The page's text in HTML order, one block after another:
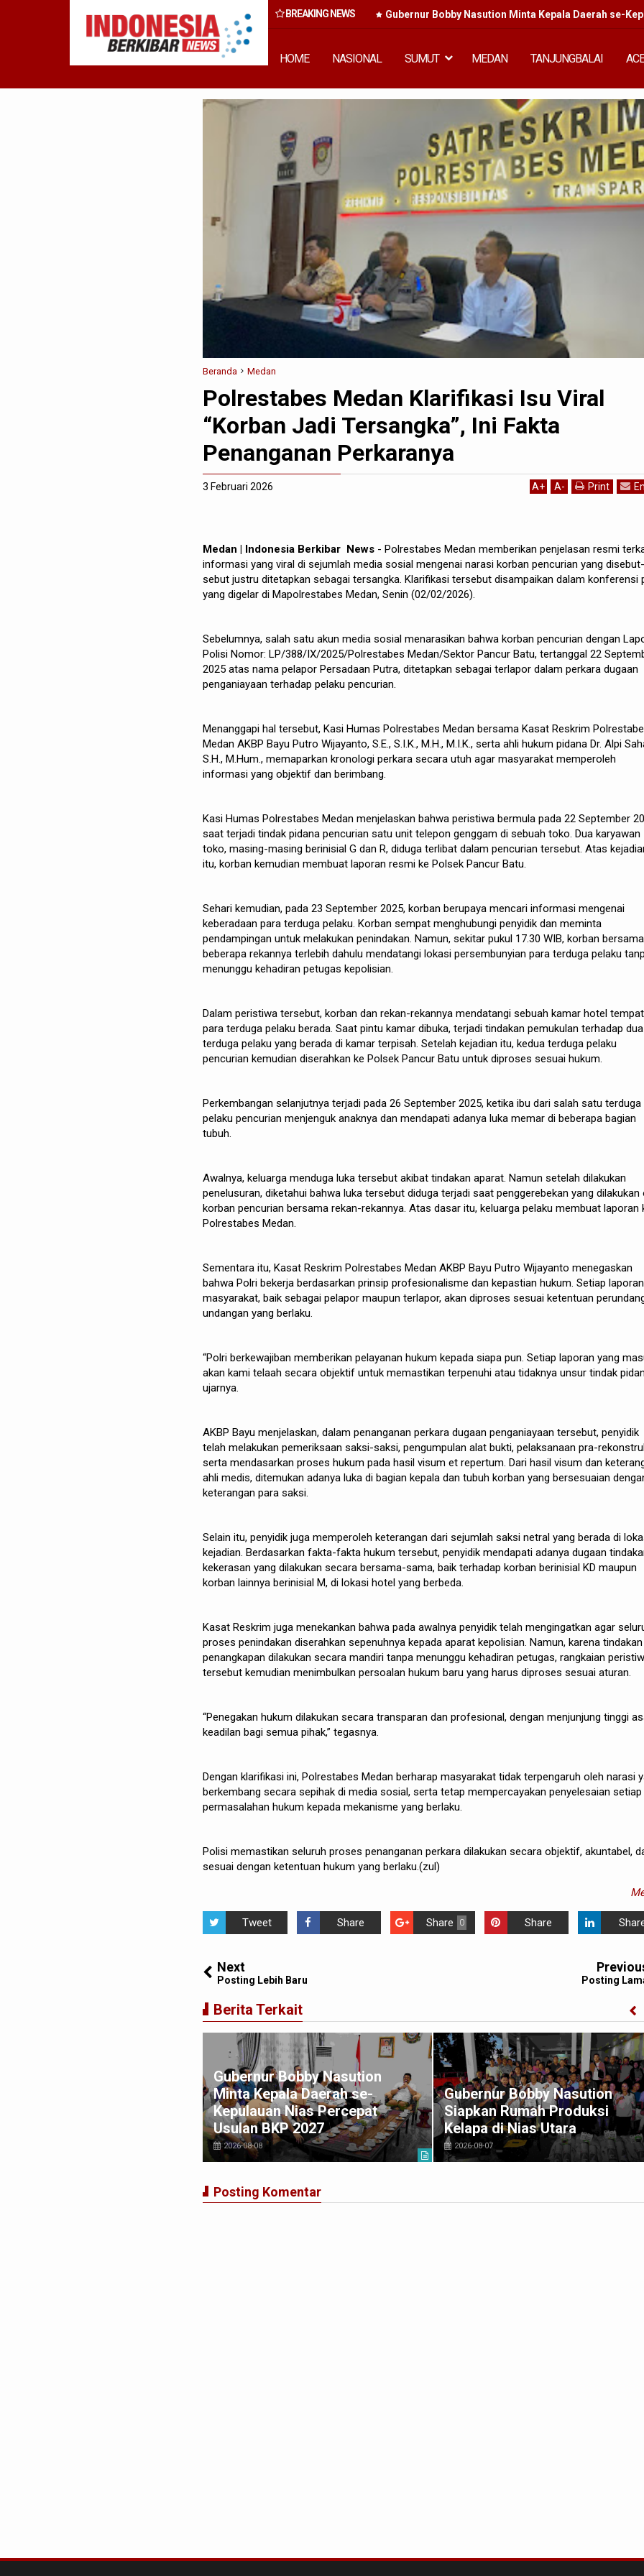
BREAKING NEWS
Samosir dan Kepala Bank Indonesia Perwakilan Sibolga Tanda Tangani
Percepatan Exporr Hasil Pertanian Samosir
Gubernur Bobby Nasution Minta Kepala Daerah se-
HOME NASIONAL SUMUT MEDAN TANJUNGBALAI
Beranda Medan
Polrestabes Medan Klarifikasi Isu Viral
“Korban Jadi Tersangka”, Ini Fakta
Penanganan Perkaranya
3 Februari 2026 A+ A- Print
Medan | Indonesia Berkibar News - Polrestabes Medan memberikan penjelasan resmi
informasi yang viral di sejumlah media sosial mengenai narasi korban pencurian yang disebut-
sebut justru ditetapkan sebagai tersangka. Klarifikasi tersebut disampaikan dalam konferensi
yang digelar di Mapolrestabes Medan, Senin (02/02/2026).
Sebelumnya, salah satu akun media sosial menarasikan bahwa korban pencurian dengan
Polisi Nomor: LP/388/IX/2025/Polrestabes Medan/Sektor Pancur Batu, tertanggal 22
2025 atas nama pelapor Persadaan Putra, ditetapkan sebagai terlapor dalam perkara dugaan
penganiayaan terhadap pelaku pencurian.
Menanggapi hal tersebut, Kasi Humas Polrestabes Medan bersama Kasat Reskrim
Medan AKBP Bayu Putro Wijayanto, S.E., S.I.K., M.H., M.I.K., serta ahli hukum pidana Dr. Alpi
S.H., M.Hum., memaparkan kronologi perkara secara utuh agar masyarakat memperoleh
informasi yang objektif dan berimbang.
Kasi Humas Polrestabes Medan menjelaskan bahwa peristiwa bermula pada 22 September
saat terjadi tindak pidana pencurian satu unit telepon genggam di sebuah toko. Dua karyawan
toko, masing-masing berinisial G dan R, diduga terlibat dalam pencurian tersebut. Atas
itu, korban kemudian membuat laporan resmi ke Polsek Pancur Batu.
Sehari kemudian, pada 23 September 2025, korban berupaya mencari informasi mengenai
keberadaan para terduga pelaku. Korban sempat menghubungi penyidik dan meminta
pendampingan untuk melakukan penindakan. Namun, sekitar pukul 17.30 WIB, korban bersama
beberapa rekannya terlebih dahulu mendatangi lokasi persembunyian para terduga pelaku
menunggu kehadiran petugas kepolisian.
Dalam peristiwa tersebut, korban dan rekan-rekannya mendatangi sebuah kamar hotel tempat
para terduga pelaku berada. Saat pintu kamar dibuka, terjadi tindakan pemukulan terhadap dua
terduga pelaku yang berada di kamar terpisah. Setelah kejadian itu, kedua terduga pelaku
pencurian kemudian diserahkan ke Polsek Pancur Batu untuk diproses sesuai hukum.
Perkembangan selanjutnya terjadi pada 26 September 2025, ketika ibu dari salah satu terduga
pelaku pencurian menjenguk anaknya dan mendapati adanya luka memar di beberapa bagian
tubuh.
Awalnya, keluarga menduga luka tersebut akibat tindakan aparat. Namun setelah dilakukan
penelusuran, diketahui bahwa luka tersebut diduga terjadi saat penggerebekan yang dilakukan
korban pencurian bersama rekan-rekannya. Atas dasar itu, keluarga pelaku membuat laporan
Polrestabes Medan.
Sementara itu, Kasat Reskrim Polrestabes Medan AKBP Bayu Putro Wijayanto menegaskan
bahwa Polri bekerja berdasarkan prinsip profesionalisme dan kepastian hukum. Setiap laporan
masyarakat, baik sebagai pelapor maupun terlapor, akan diproses sesuai ketentuan
undangan yang berlaku.
“Polri berkewajiban memberikan pelayanan hukum kepada siapa pun. Setiap laporan yang
akan kami telaah secara objektif untuk memastikan terpenuhi atau tidaknya unsur tindak
ujarnya.
AKBP Bayu menjelaskan, dalam penanganan perkara dugaan penganiayaan tersebut, penyidik
telah melakukan pemeriksaan saksi-saksi, pengumpulan alat bukti, pelaksanaan pra-
serta mendasarkan proses hukum pada hasil visum et repertum. Dari hasil visum dan
ahli medis, ditemukan adanya luka di bagian kepala dan tubuh korban yang bersesuaian
keterangan para saksi.
Selain itu, penyidik juga memperoleh keterangan dari sejumlah saksi netral yang berada di
kejadian. Berdasarkan fakta-fakta hukum tersebut, penyidik mendapati adanya dugaan
kekerasan yang dilakukan secara bersama-sama, baik terhadap korban berinisial KD maupun
korban lainnya berinisial M, di lokasi hotel yang berbeda.
Kasat Reskrim juga menekankan bahwa pada awalnya penyidik telah mengingatkan agar
proses penindakan diserahkan sepenuhnya kepada aparat kepolisian. Namun, karena tindakan
penangkapan dilakukan secara mandiri tanpa menunggu kehadiran petugas, rangkaian
tersebut kemudian menimbulkan persoalan hukum baru yang harus diproses sesuai aturan.
“Penegakan hukum dilakukan secara transparan dan profesional, dengan menjunjung tinggi
keadilan bagi semua pihak,” tegasnya.
Dengan klarifikasi ini, Polrestabes Medan berharap masyarakat tidak terpengaruh oleh narasi
berkembang secara sepihak di media sosial, serta tetap mempercayakan penyelesaian setiap
permasalahan hukum kepada mekanisme yang berlaku.
Polisi memastikan seluruh proses penanganan perkara dilakukan secara objektif, akuntabel,
sesuai dengan ketentuan hukum yang berlaku.(zul)
Tweet Share 0
Share Share
Next
Posting Lebih Baru Posting
Berita Terkait
Gubernur Bobby Nasution
Minta Kepala Daerah se-
Kepulauan Nias Percepat
Usulan BKP 2027
2026-08-08
Gubernur Bobby Nasution
Siapkan Rumah Produksi
Kelapa di Nias Utara
2026-08-07
Posting Komentar